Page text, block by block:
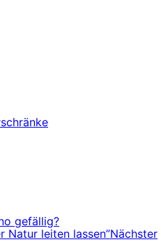
gefällig?
Natur leiten lassen”Nächster